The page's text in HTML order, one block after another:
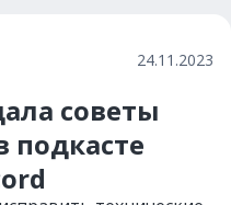
24.11.2023
советы
подкасте